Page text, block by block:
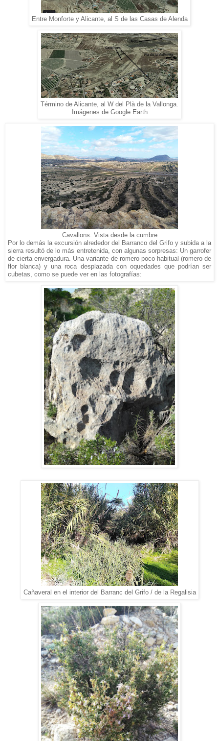
Entre Monforte y Alicante, al S de las Casas de Alenda
Término de Alicante, al W del Plà de la Vallonga.
Imágenes de Google Earth
Cavallons. Vista desde la cumbre
Por lo demás la excursión alrededor del Barranco del Grifo y subida a la
sierra resultó de lo más entretenida, con algunas sorpresas: Un garrofer
de cierta envergadura. Una variante de romero poco habitual (romero de
flor blanca) y una roca desplazada con oquedades que podrían ser
cubetas, como se puede ver en las fotografías:
Cañaveral en el interior del Barranc del Grifo / de la Regalisia